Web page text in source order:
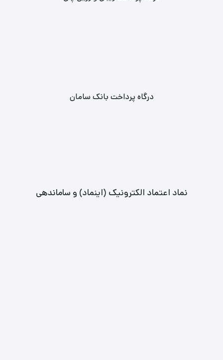
درگاه پرداخت بانک سامان
نماد اعتماد الکترونیک (اینماد) و ساماندهی